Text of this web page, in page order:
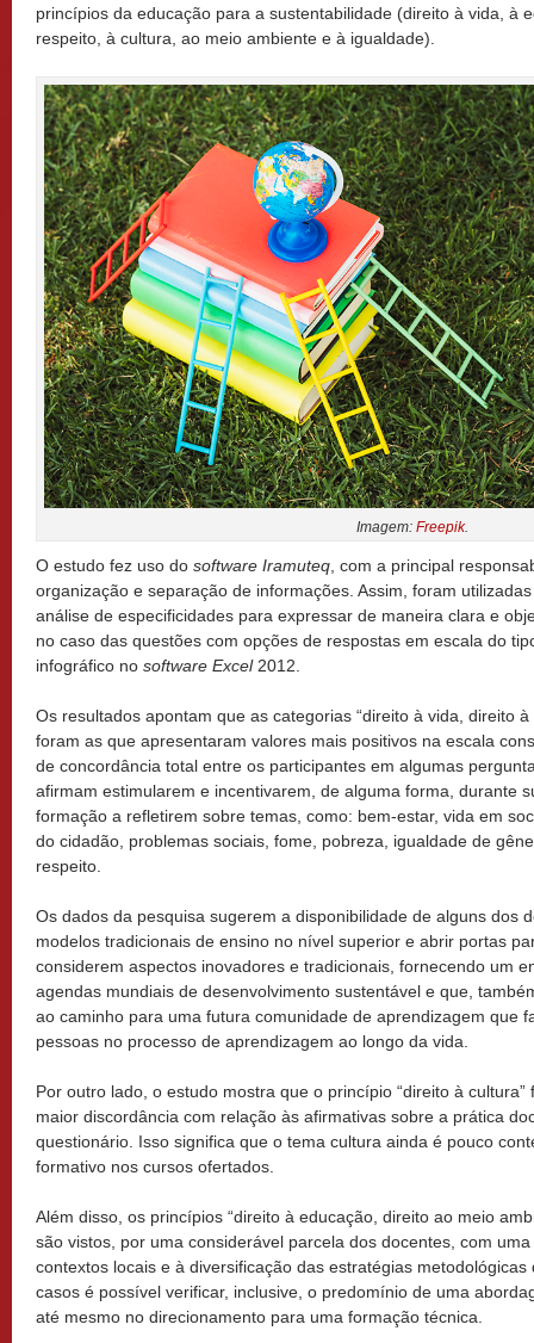
princípios da educação para a sustentabilidade (direito à vida, à
respeito, à cultura, ao meio ambiente e à igualdade).
Imagem: Freepik.
O estudo fez uso do software Iramuteq, com a principal
organização e separação de informações. Assim, foram
análise de especificidades para expressar de maneira clara e
no caso das questões com opções de respostas em escala do
infográfico no software Excel2012.
Os resultados apontam que as categorias “direito à vida, direito
foram as que apresentaram valores mais positivos na escala
de concordância total entre os participantes em algumas
afirmam estimularem e incentivarem, de alguma forma, durante
formação a refletirem sobre temas, como: bem-estar, vida em
do cidadão, problemas sociais, fome, pobreza, igualdade de
respeito.
Os dados da pesquisa sugerem a disponibilidade de alguns dos
modelos tradicionais de ensino no nível superior e abrir portas
considerem aspectos inovadores e tradicionais, fornecendo um
agendas mundiais de desenvolvimento sustentável e que,
ao caminho para uma futura comunidade de aprendizagem que
pessoas no processo de aprendizagem ao longo da vida.
Por outro lado, o estudo mostra que o princípio “direito à
maior discordância com relação às afirmativas sobre a prática
questionário. Isso significa que o tema cultura ainda é pouco
formativo nos cursos ofertados.
Além disso, os princípios “direito à educação, direito ao meio
são vistos, por uma considerável parcela dos docentes, com
contextos locais e à diversificação das estratégias
casos é possível verificar, inclusive, o predomínio de uma
até mesmo no direcionamento para uma formação técnica.